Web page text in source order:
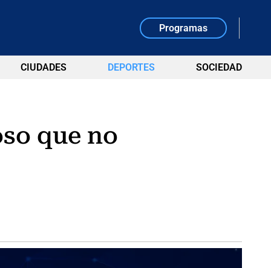
Programas
CIUDADES DEPORTES SOCIEDAD
que no